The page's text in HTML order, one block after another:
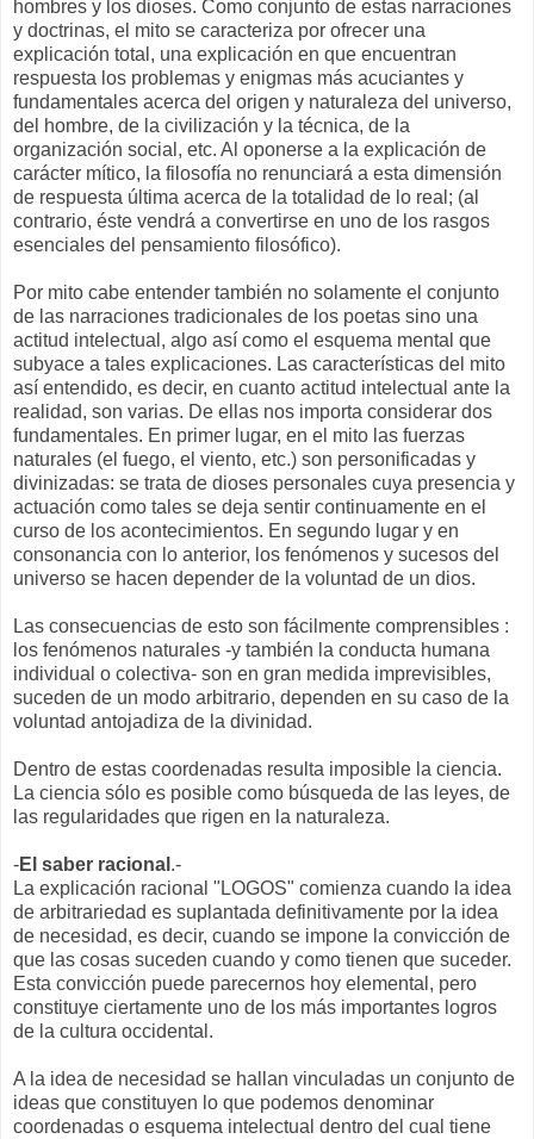
hombres y los dioses. Como conjunto de estas narraciones
y doctrinas, el mito se caracteriza por ofrecer una
explicación total, una explicación en que encuentran
respuesta los problemas y enigmas más acuciantes y
fundamentales acerca del origen y naturaleza del universo,
del hombre, de la civilización y la técnica, de la
organización social, etc. Al oponerse a la explicación de
carácter mítico, la filosofía no renunciará a esta dimensión
de respuesta última acerca de la totalidad de lo real; (al
contrario, éste vendrá a convertirse en uno de los rasgos
esenciales del pensamiento filosófico).
Por mito cabe entender también no solamente el conjunto
de las narraciones tradicionales de los poetas sino una
actitud intelectual, algo así como el esquema mental que
subyace a tales explicaciones. Las características del mito
así entendido, es decir, en cuanto actitud intelectual ante la
realidad, son varias. De ellas nos importa considerar dos
fundamentales. En primer lugar, en el mito las fuerzas
naturales (el fuego, el viento, etc.) son personificadas y
divinizadas: se trata de dioses personales cuya presencia y
actuación como tales se deja sentir continuamente en el
curso de los acontecimientos. En segundo lugar y en
consonancia con lo anterior, los fenómenos y sucesos del
universo se hacen depender de la voluntad de un dios.
Las consecuencias de esto son fácilmente comprensibles :
los fenómenos naturales -y también la conducta humana
individual o colectiva- son en gran medida imprevisibles,
suceden de un modo arbitrario, dependen en su caso de la
voluntad antojadiza de la divinidad.
Dentro de estas coordenadas resulta imposible la ciencia.
La ciencia sólo es posible como búsqueda de las leyes, de
las regularidades que rigen en la naturaleza.
-El saber racional .-
La explicación racional "LOGOS" comienza cuando la idea
de arbitrariedad es suplantada definitivamente por la idea
de necesidad, es decir, cuando se impone la convicción de
que las cosas suceden cuando y como tienen que suceder.
Esta convicción puede parecernos hoy elemental, pero
constituye ciertamente uno de los más importantes logros
de la cultura occidental.
A la idea de necesidad se hallan vinculadas un conjunto de
ideas que constituyen lo que podemos denominar
coordenadas o esquema intelectual dentro del cual tiene